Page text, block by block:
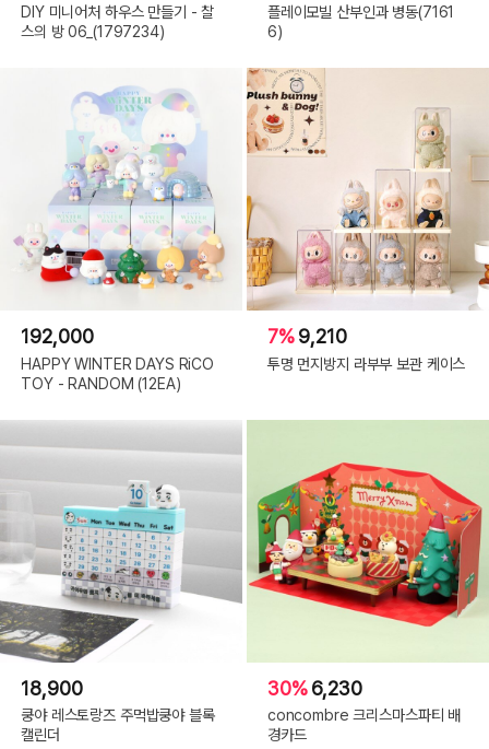
DIY 미니어처 하우스 만들기 - 찰
스의 방 06_(1797234)
플레이모빌 산부인과 병동(7161
6)
192,000
HAPPY WINTER DAYS RiCO
TOY - RANDOM (12EA)
7%9,210
투명 먼지방지 라부부 보관 케이스
18,900
쿵야 레스토랑즈 주먹밥쿵야 블록
캘린더
30%6,230
concombre 크리스마스파티 배
경카드